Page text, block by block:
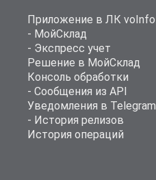
Приложение в ЛК voInfo
- МойСклад
- Экспресс учет
Решение в МойСклад
Консоль обработки
- Сообщения из API
Уведомления в Telegram
- История релизов
История операций